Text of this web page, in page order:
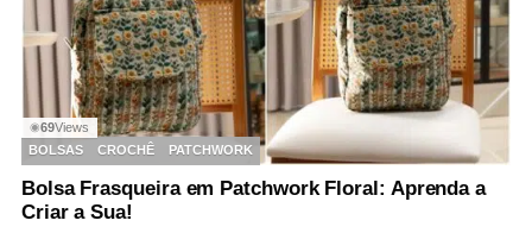
◉69Views
BOLSAS
CROCHÊ PATCHWORK
Bolsa Frasqueira em Patchwork Floral: Aprenda a
Criar a Sua!